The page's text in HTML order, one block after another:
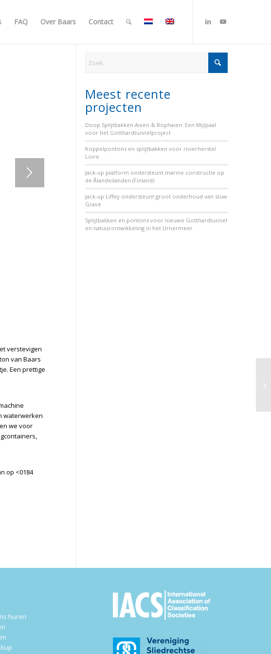
FAQ Over Baars Contact
verstevigen
van Baars
Een prettige
waterwerken
we voor
op <0184
Meest recente
projecten
Doop Splijtbakken Aixen & Rophaien: Een Mijlpaal
voor het Gotthardtunnelproject
Koppelpontons en splijtbakken voor rivierherstel
Loire
Jack-up platform ondersteunt marine constructie op
de Ålandeilanden (Finland)
Jack-up Liffey ondersteunt groot onderhoud van stuw
Grave
Splijtbakken en pontons voor nieuwe Gotthardtunnel
en natuurontwikkeling in het Urnermeer
huren